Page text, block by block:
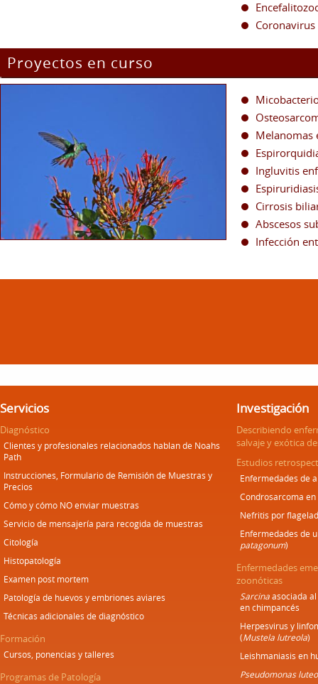
Proyectos en curso
Melanomas
Ingluvitis
Cirrosis
Abscesos
Infección
Servicios
Diagnóstico
Clientes y profesionales relacionados hablan de Noahs
Path
Instrucciones, Formulario de Remisión de Muestras y
Precios
Cómo y cómo NO enviar muestras
Servicio de mensajería para recogida de muestras
Citología
Histopatología
Examen post mortem
Patología de huevos y embriones aviares
Técnicas adicionales de diagnóstico
Formación
Cursos, ponencias y talleres
Programas de Patología
Investigación
Describiendo
salvaje y exótica
Estudios
Enfermedades de
Condrosarcoma en
Nefritis por
Enfermedades de
patagonum)
Enfermedades
zoonóticas
Sarcinaasociada
en chimpancés
Herpesvirus y
(Mustela lutreola)
Leishmaniasis en
Pseudomonas